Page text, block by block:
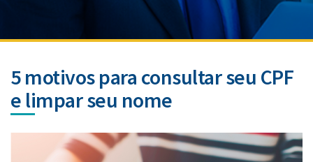
5 motivos para consultar seu CPF
e limpar seu nome